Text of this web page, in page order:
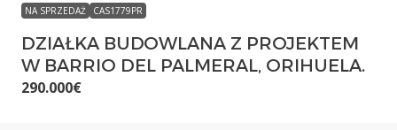
NA SPRZEDAŻ CAS1779PR
DZIAŁKA BUDOWLANA Z PROJEKTEM
W BARRIO DEL PALMERAL, ORIHUELA.
290.000€